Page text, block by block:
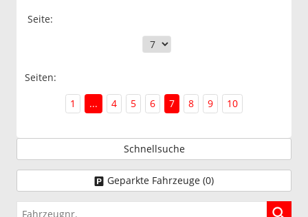
Seite:
Seiten:
1
... 4 5 6 7 8 9 10
Schnellsuche
Geparkte Fahrzeuge (0)
Fahrzeugnr.